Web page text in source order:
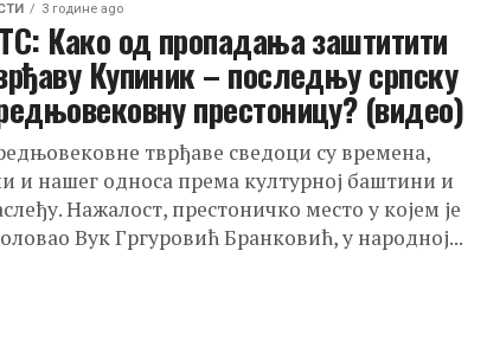
3 године ago
Како од пропадања заштитити
Купиник – последњу српску
престоницу? (видео)
тврђаве сведоци су времена,
и нашег односа према културној баштини и
Нажалост, престоничко место у којем је
Вук Гргуровић Бранковић, у народној...